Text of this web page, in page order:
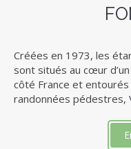
Créées en 1973, les
sont situés au cœur
côté France et
randonnées pédestres,